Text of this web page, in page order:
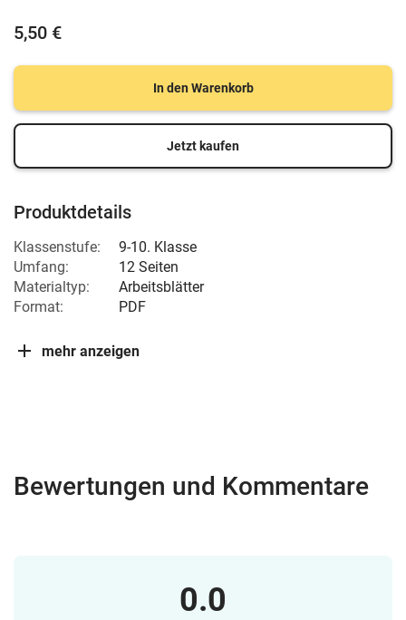
5,50 €
In den Warenkorb
Jetzt kaufen
Produktdetails
Klassenstufe:
9-10. Klasse
Umfang:
12 Seiten
Materialtyp:
Arbeitsblätter
Format:
PDF
mehr anzeigen
Bewertungen und Kommentare
0.0